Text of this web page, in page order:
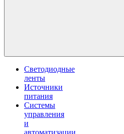
Светодиодные
ленты
Источники
питания
Системы
управления
и
автоматизации